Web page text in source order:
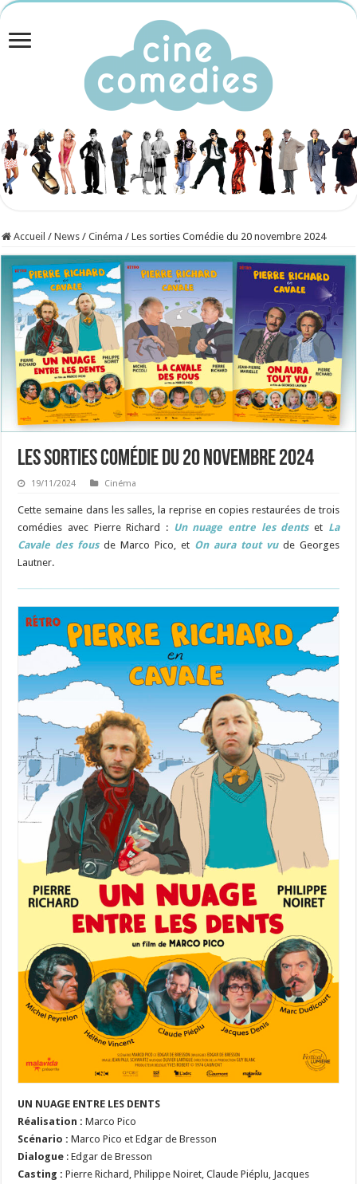
Accueil / News / Cinéma / Les sorties Comédie du 20 novembre 2024
Les sorties Comédie du 20 novembre 2024
19/11/2024 Cinéma
Cette semaine dans les salles, la reprise en copies restaurées de trois
comédies avec Pierre Richard :
Un nuage entre les dentset La
Cavale des fousde Marco Pico, et On aura tout vude Georges
Lautner.
UN NUAGE ENTRE LES DENTS
Réalisation :Marco Pico
Scénario:Marco Pico et Edgar de Bresson
Dialogue : Edgar de Bresson
Casting :Pierre Richard, Philippe Noiret, Claude Piéplu, Jacques